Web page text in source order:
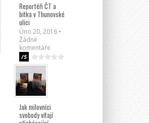
Reportéři ČT a
bitka v Thunovské
ulici
Úno 20, 2016 •
Žádné
komentáře
/5
Jak milovníci
svobody vítají